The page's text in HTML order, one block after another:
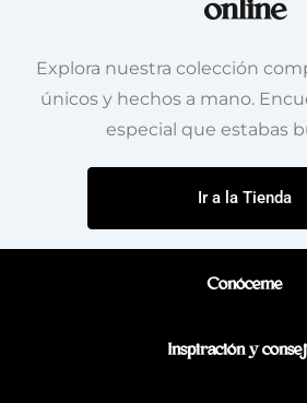
online
Explora nuestra colección
únicos y hechos a mano.
especial que estabas
Ir a la Tienda
Conóceme
Inspiración y